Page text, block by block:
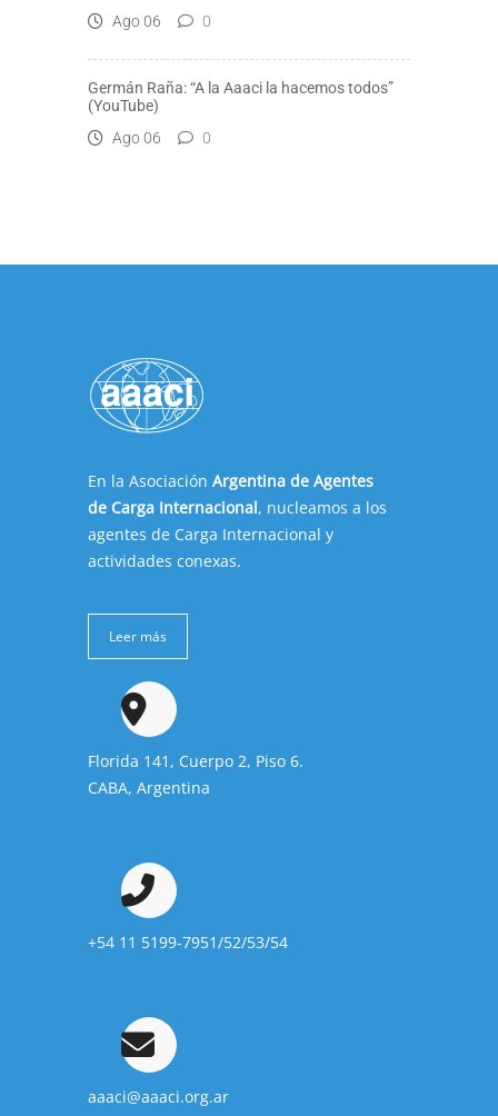
Ago 06
0
Germán Raña: “A la Aaaci la hacemos todos”
(YouTube)
Ago 06
0
En la Asociación Argentina de Agentes
de Carga Internacional, nucleamos a los
agentes de Carga Internacional y
actividades conexas.
Leer más
Florida 141, Cuerpo 2, Piso 6.
CABA, Argentina
+54 11 5199-7951/52/53/54
aaaci@aaaci.org.ar